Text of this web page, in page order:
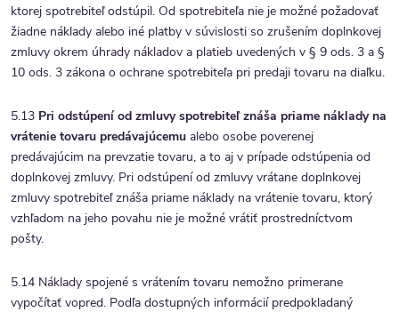
ktorej spotrebiteľ odstúpil. Od spotrebiteľa nie je možné požadovať
žiadne náklady alebo iné platby v súvislosti so zrušením doplnkovej
zmluvy okrem úhrady nákladov a platieb uvedených v § 9 ods. 3 a §
10 ods. 3 zákona o ochrane spotrebiteľa pri predaji tovaru na diaľku.
5.13 Pri odstúpení od zmluvy spotrebiteľ znáša priame náklady na
vrátenie tovaru predávajúcemu alebo osobe poverenej
predávajúcim na prevzatie tovaru, a to aj v prípade odstúpenia od
doplnkovej zmluvy. Pri odstúpení od zmluvy vrátane doplnkovej
zmluvy spotrebiteľ znáša priame náklady na vrátenie tovaru, ktorý
vzhľadom na jeho povahu nie je možné vrátiť prostredníctvom
pošty.
5.14 Náklady spojené s vrátením tovaru nemožno primerane
vypočítať vopred. Podľa dostupných informácií predpokladaný